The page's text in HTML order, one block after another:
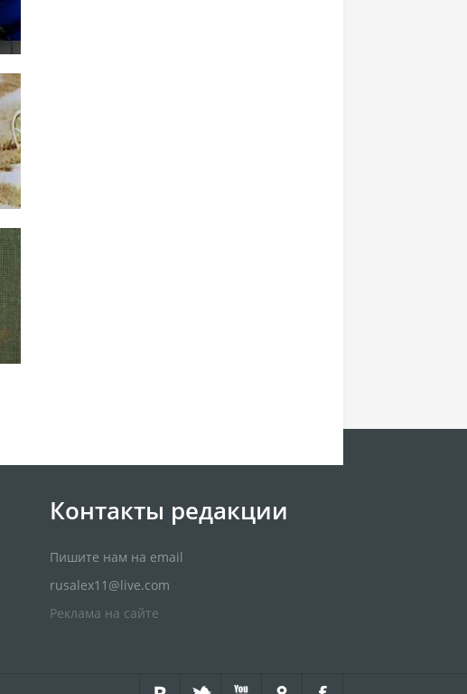
Контакты редакции
Пишите нам на email
rusalex11@live.com
Реклама на сайте